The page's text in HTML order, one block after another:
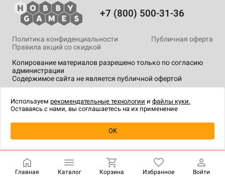
Уведомить о наличии
+7 (800) 500-31-36
Копирование материалов разрешено только по согласию
администрации
Содержимое сайта не является публичной офертой
Политика конфиденциальности
Публичная оферта
Правила акций со скидкой
технологии.
Главная Каталог Корзина Избранное Войти
Используем рекомендательные технологии и файлы куки.
Оставаясь с нами, вы соглашаетесь на их применение
OK